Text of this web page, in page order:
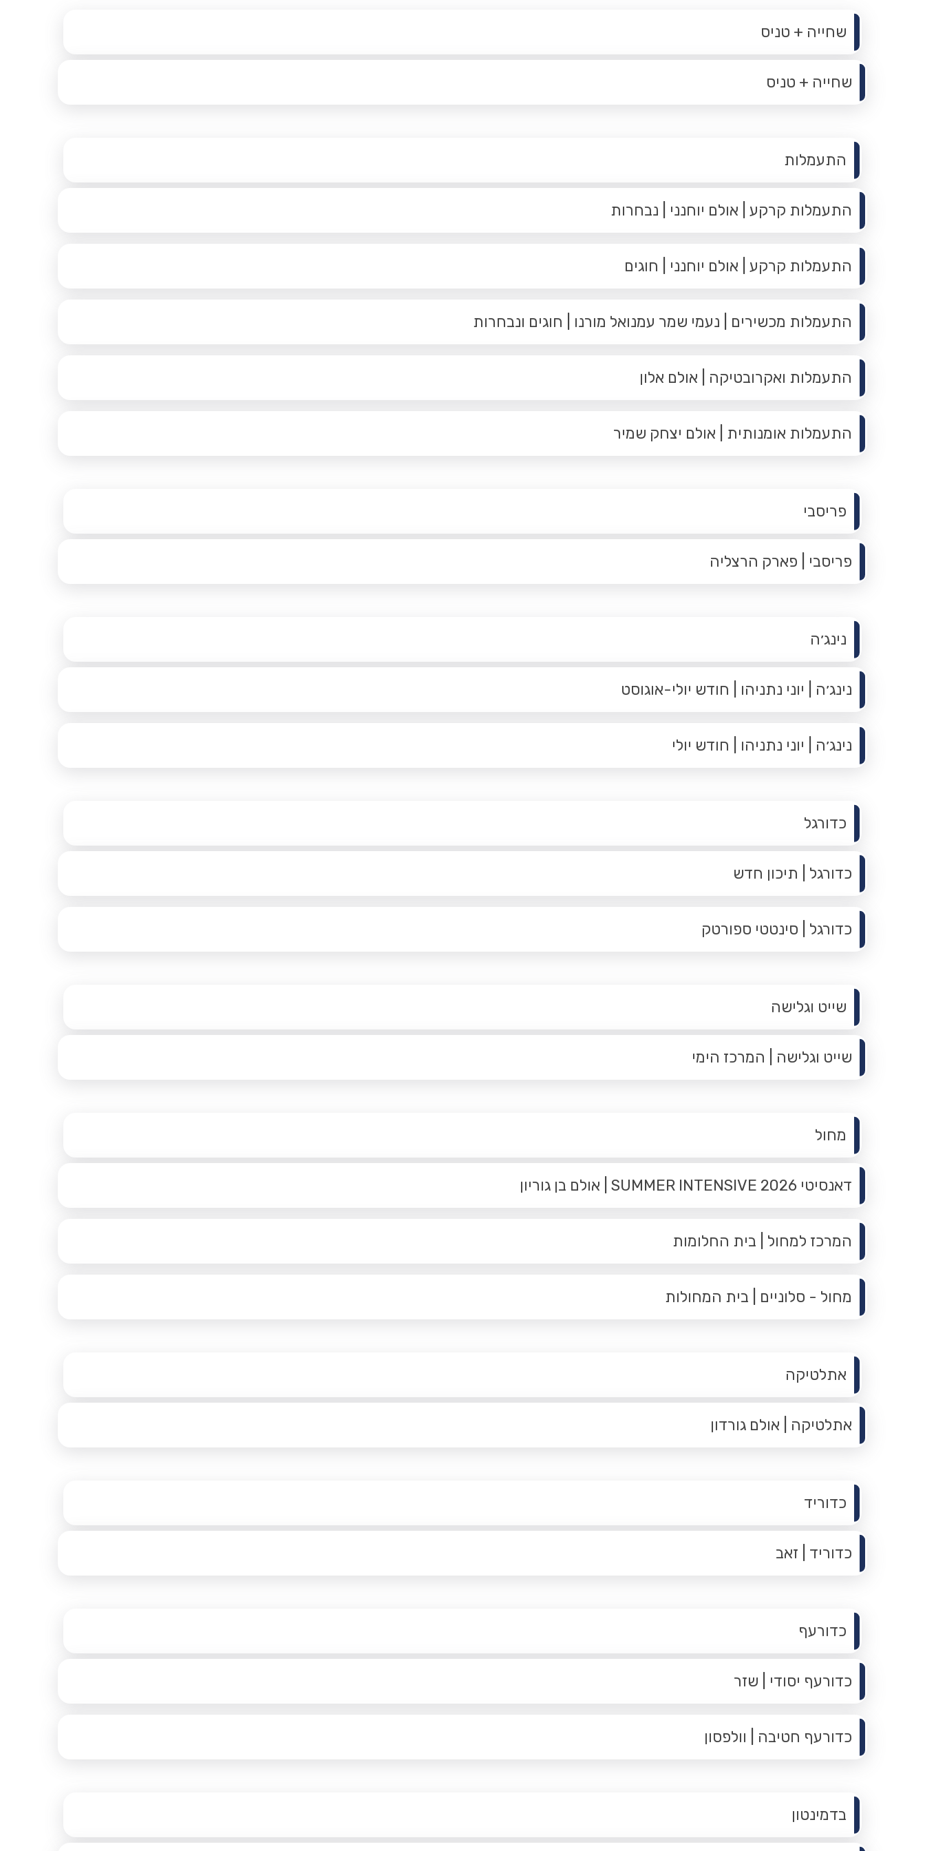
תפריט משנה
שחייה + טניס
שחייה + טניס
תפריט משנה
התעמלות
התעמלות קרקע | אולם יוחנני | נבחרות
התעמלות קרקע | אולם יוחנני | חוגים
התעמלות מכשירים | נעמי שמר עמנואל מורנו | חוגים ונבחרות
התעמלות ואקרובטיקה | אולם אלון
התעמלות אומנותית | אולם יצחק שמיר
תפריט משנה
פריסבי
פריסבי | פארק הרצליה
תפריט משנה
נינג׳ה
נינג׳ה | יוני נתניהו | חודש יולי-אוגוסט
נינג׳ה | יוני נתניהו | חודש יולי
תפריט משנה
כדורגל
כדורגל | תיכון חדש
כדורגל | סינטטי ספורטק
תפריט משנה
שייט וגלישה
שייט וגלישה | המרכז הימי
תפריט משנה
מחול
דאנסיטי 2026 SUMMER INTENSIVE | אולם בן גוריון
המרכז למחול | בית החלומות
מחול - סלוניים | בית המחולות
תפריט משנה
אתלטיקה
אתלטיקה | אולם גורדון
תפריט משנה
כדוריד
כדוריד | זאב
תפריט משנה
כדורעף
כדורעף יסודי | שזר
כדורעף חטיבה | וולפסון
תפריט משנה
בדמינטון